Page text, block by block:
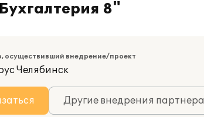
8"
осуществивший внедрение/проект
Челябинск
Другие внедрения партнера